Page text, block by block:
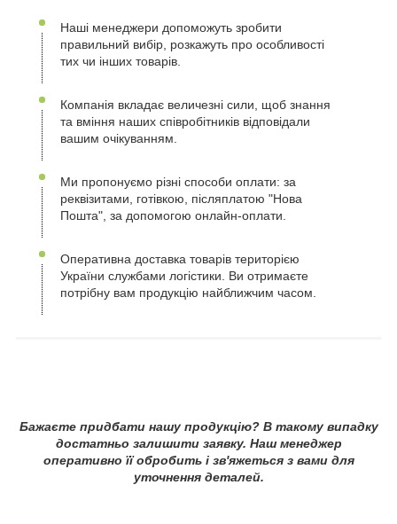
Наші менеджери допоможуть зробити
правильний вибір, розкажуть про особливості
тих чи інших товарів.
Компанія вкладає величезні сили, щоб знання
та вміння наших співробітників відповідали
вашим очікуванням.
Ми пропонуємо різні способи оплати: за
реквізитами, готівкою, післяплатою "Нова
Пошта", за допомогою онлайн-оплати.
Оперативна доставка товарів територією
України службами логістики. Ви отримаєте
потрібну вам продукцію найближчим часом.
Бажаєте придбати нашу продукцію? В такому випадку
достатньо залишити заявку. Наш менеджер
оперативно її обробить і зв'яжеться з вами для
уточнення деталей.